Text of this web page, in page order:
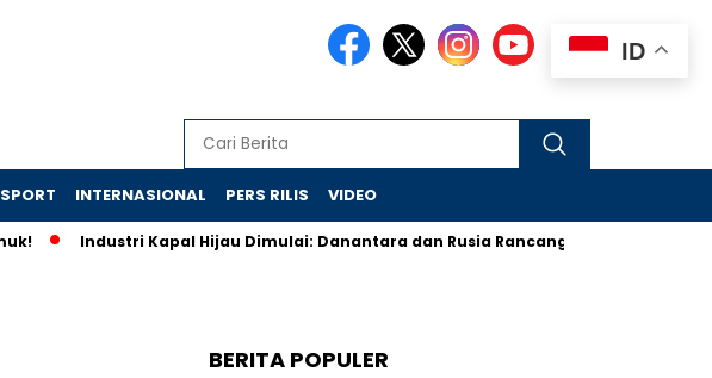
SPORT INTERNASIONAL PERS RILIS VIDEO
Industri Kapal Hijau Dimulai: Danantara dan Rusia Rancang Galangan Bersih
BERITA POPULER
ID